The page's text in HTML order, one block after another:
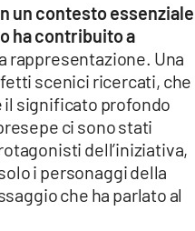
un contesto essenziale
ha contribuito a
rappresentazione. Una
scenici ricercati, che
il significato profondo
ci sono stati
dell’iniziativa,
i personaggi della
che ha parlato al